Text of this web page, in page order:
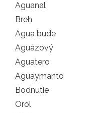
Aguanal
Breh
Agua bude
Aguázový
Aguatero
Aguaymanto
Bodnutie
Orol